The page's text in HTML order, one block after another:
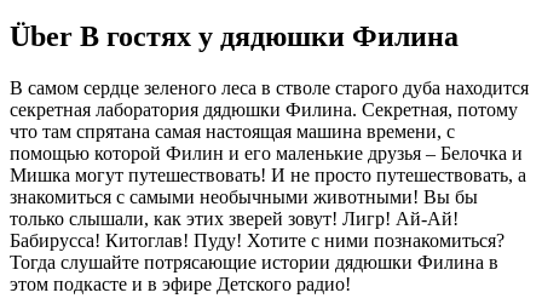
Über В гостях у дядюшки Филина
В самом сердце зеленого леса в стволе старого дуба находится
секретная лаборатория дядюшки Филина. Секретная, потому
что там спрятана самая настоящая машина времени, с
помощью которой Филин и его маленькие друзья – Белочка и
Мишка могут путешествовать! И не просто путешествовать, а
знакомиться с самыми необычными животными! Вы бы
только слышали, как этих зверей зовут! Лигр! Ай-Ай!
Бабирусса! Китоглав! Пуду! Хотите с ними познакомиться?
Тогда слушайте потрясающие истории дядюшки Филина в
этом подкасте и в эфире Детского радио!